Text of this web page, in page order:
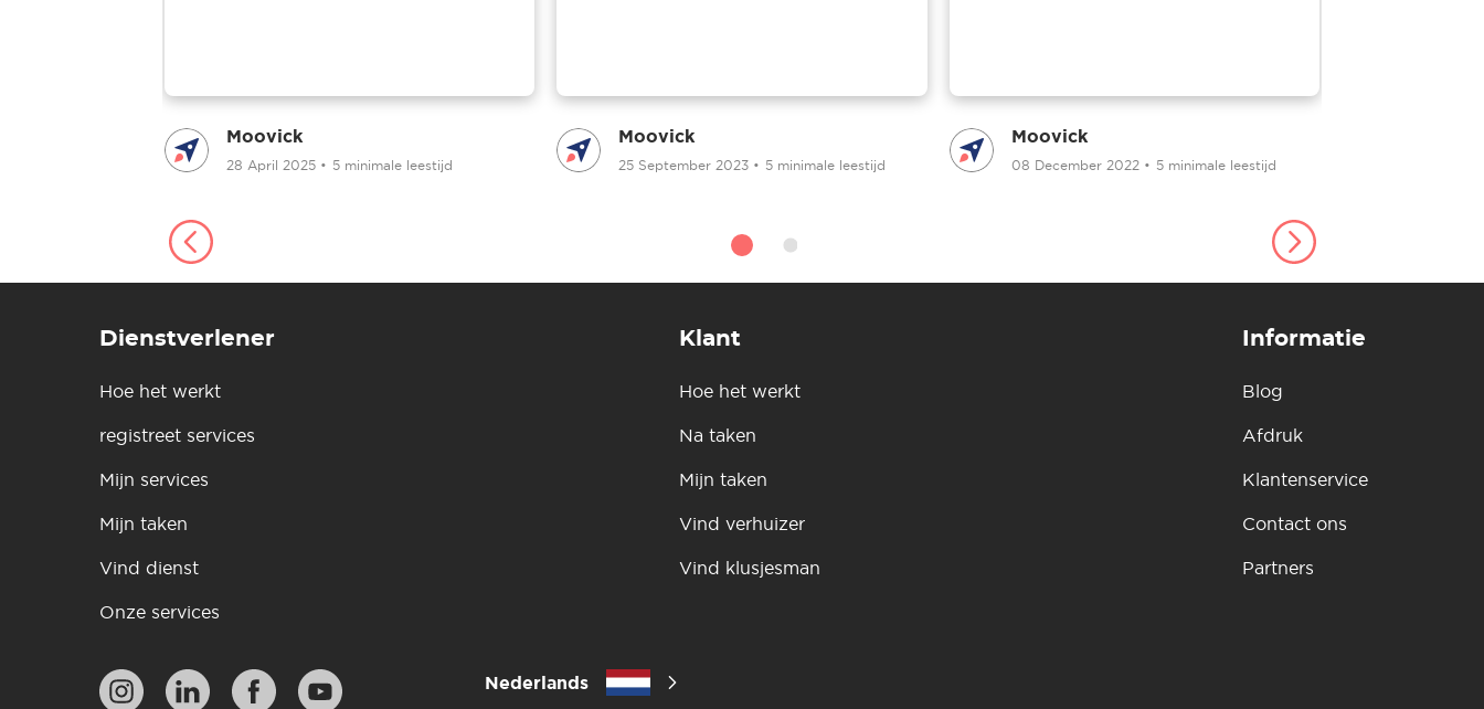
Moovick
28 April 2025 • 5 minimale leestijd
Moovick
25 September 2023 • 5 minimale leestijd
Moovick
08 December 2022 • 5 minimale leestijd
Dienstverlener
Hoe het werkt
registreet services
Mijn services
Mijn taken
Vind dienst
Onze services
Klant
Hoe het werkt
Na taken
Mijn taken
Vind verhuizer
Vind klusjesman
Informatie
Blog
Afdruk
Klantenservice
Contact ons
Partners
Nederlands